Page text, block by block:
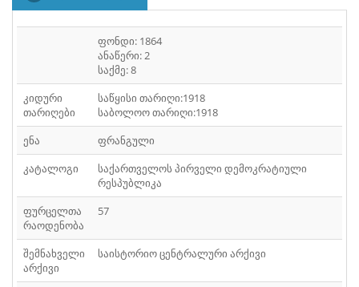
ᲤᲐᲘᲚᲘ 35
36
37
ᲤᲐᲘᲚᲘ 38
39
ᲤᲐᲘᲚᲘ 40
ᲤᲐᲘᲚᲘ
ᲤᲐᲘᲚᲘ 42
ᲤᲐᲘᲚᲘ
ფონდი: 1864
ანაწერი: 2
საქმე: 8
კიდური
თარიღები
საწყისი თარიღი:1918
საბოლოო თარიღი:1918
ენა
ფრანგული
კატალოგი
საქართველოს პირველი დემოკრატიული
რესპუბლიკა
ფურცელთა
რაოდენობა
57
შემნახველი
არქივი
საისტორიო ცენტრალური არქივი